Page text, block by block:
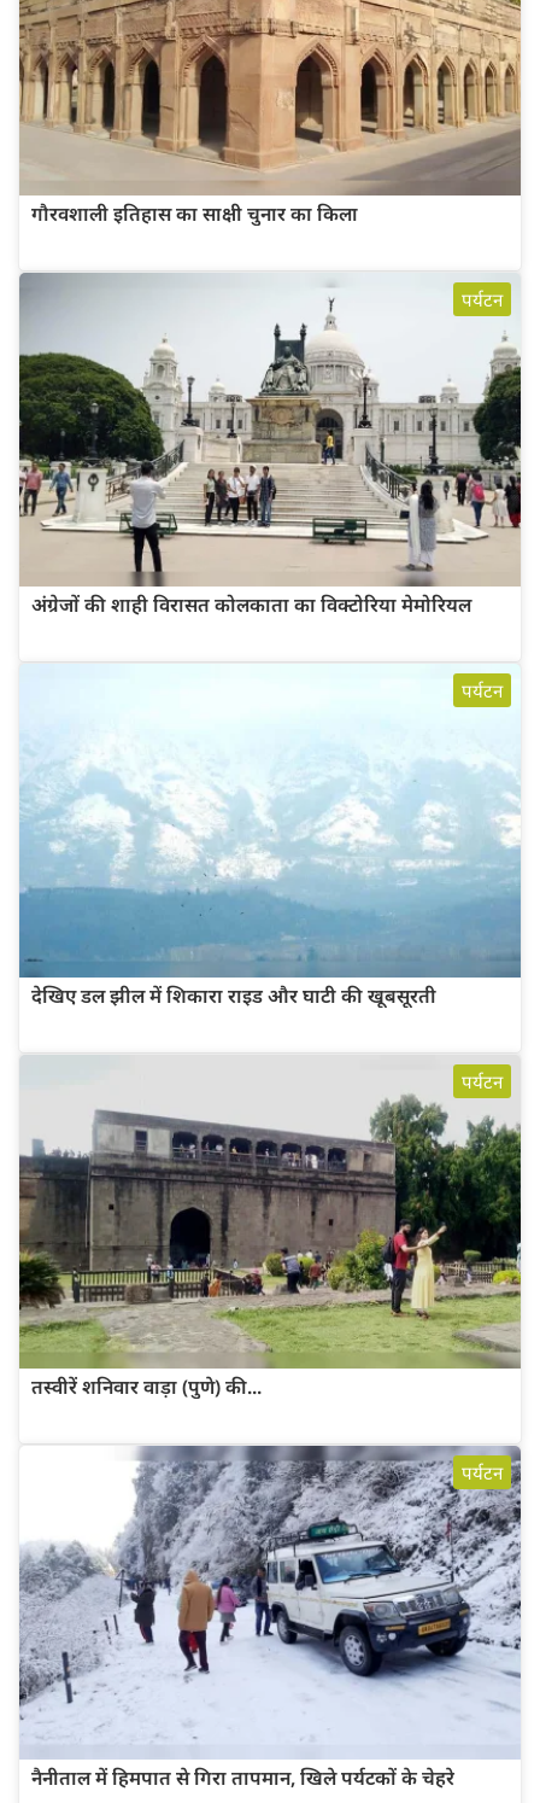
गौरवशाली इतिहास का साक्षी चुनार का किला
पर्यटन
अंग्रेजों की शाही विरासत कोलकाता का विक्टोरिया मेमोरियल
पर्यटन
देखिए डल झील में शिकारा राइड और घाटी की खूबसूरती
पर्यटन
तस्वीरें शनिवार वाड़ा (पुणे) की...
पर्यटन
नैनीताल में हिमपात से गिरा तापमान, खिले पर्यटकों के चेहरे